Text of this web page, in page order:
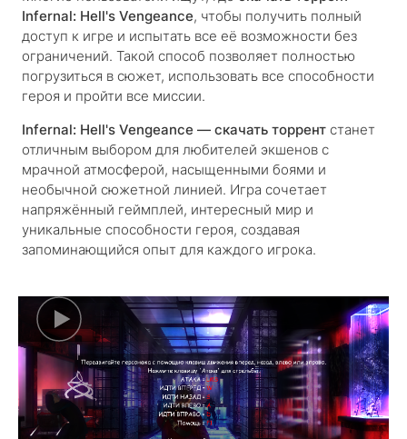
Infernal: Hell's Vengeance, чтобы получить полный
доступ к игре и испытать все её возможности без
ограничений. Такой способ позволяет полностью
погрузиться в сюжет, использовать все способности
героя и пройти все миссии.
Infernal: Hell's Vengeance — скачать торрент станет
отличным выбором для любителей экшенов с
мрачной атмосферой, насыщенными боями и
необычной сюжетной линией. Игра сочетает
напряжённый геймплей, интересный мир и
уникальные способности героя, создавая
запоминающийся опыт для каждого игрока.